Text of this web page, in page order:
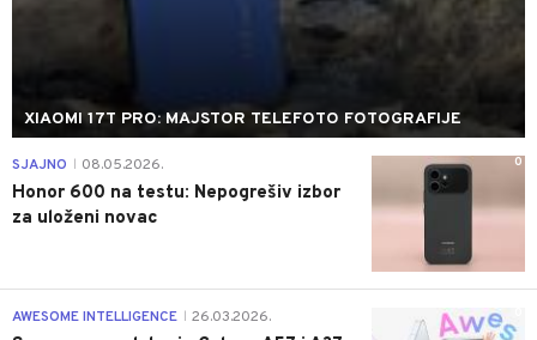
XIAOMI 17T PRO: MAJSTOR TELEFOTO FOTOGRAFIJE
0
SJAJNO 08.05.2026.
Honor 600 na testu: Nepogrešiv izbor
za uloženi novac
AWESOME INTELLIGENCE 26.03.2026.